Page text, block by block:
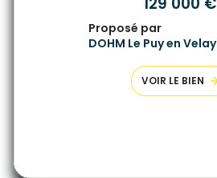
Proposé par
DOHM Le Puy en Velay
VOIR LE BIEN